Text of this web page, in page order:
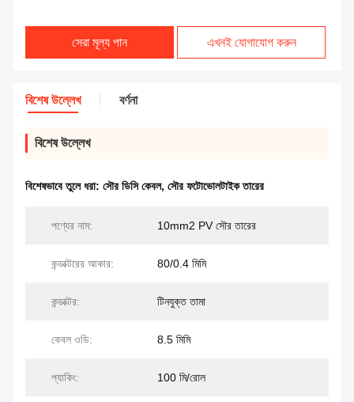
সেরা মূল্য পান এখনই যোগাযোগ করুন
বিশেষ উল্লেখ বর্ণনা
বিশেষ উল্লেখ
বিশেষভাবে তুলে ধরা: সৌর ডিসি কেবল, সৌর ফটোভোলটাইক তারের
পণ্যের নাম: 10mm2 PV সৌর তারের
কন্ডাক্টরের আকার: 80/0.4 মিমি
কন্ডাক্টর: টিনযুক্ত তামা
কেবল ওডি: 8.5 মিমি
প্যাকিং: 100 মি/রোল